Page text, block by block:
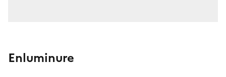
Enluminure